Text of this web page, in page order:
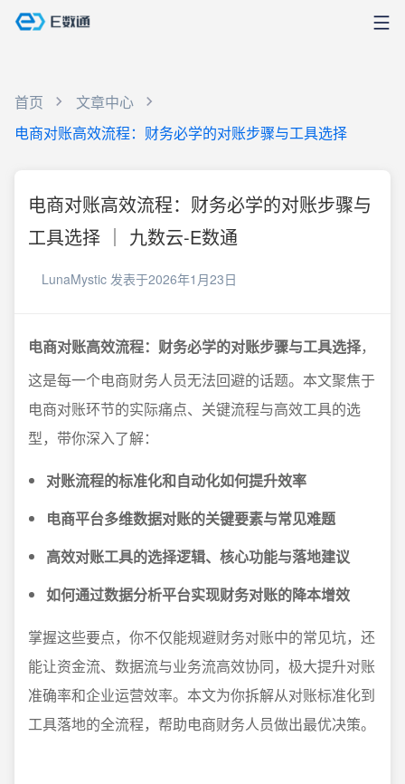
首页
文章中心
电商对账高效流程：财务必学的对账步骤与工具选择
电商对账高效流程：财务必学的对账步骤与
工具选择 ｜ 九数云-E数通
LunaMystic 发表于2026年1月23日
电商对账高效流程：财务必学的对账步骤与工具选择，
这是每一个电商财务人员无法回避的话题。本文聚焦于
电商对账环节的实际痛点、关键流程与高效工具的选
型，带你深入了解：
对账流程的标准化和自动化如何提升效率
电商平台多维数据对账的关键要素与常见难题
高效对账工具的选择逻辑、核心功能与落地建议
如何通过数据分析平台实现财务对账的降本增效
掌握这些要点，你不仅能规避财务对账中的常见坑，还
能让资金流、数据流与业务流高效协同，极大提升对账
准确率和企业运营效率。本文为你拆解从对账标准化到
工具落地的全流程，帮助电商财务人员做出最优决策。